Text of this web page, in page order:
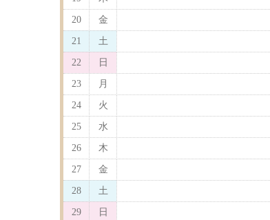
20 金
21 土
22 日
23 月
24 火
25 水
26 木
27 金
28 土
29 日